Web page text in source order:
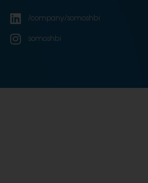
/company/somoshbi
somoshbi